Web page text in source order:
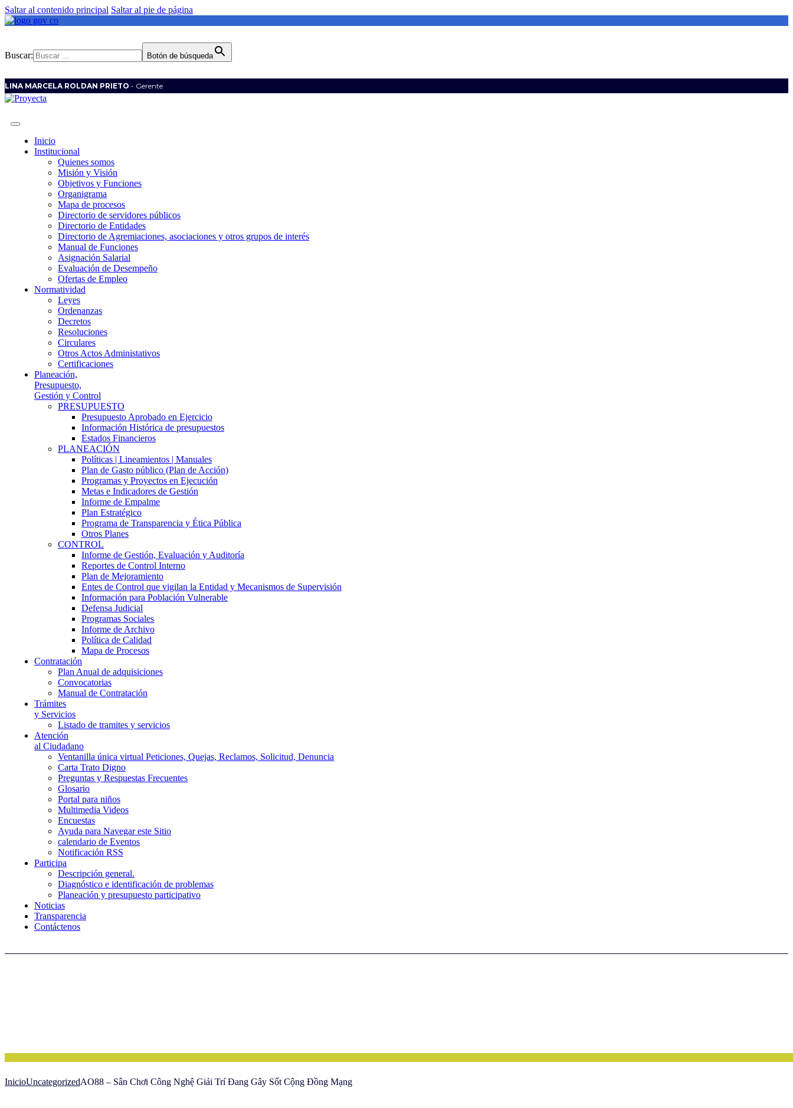
Saltar al contenido principal Saltar al pie de página
Buscar: Botón de búsqueda
LINA MARCELA ROLDAN PRIETO - Gerente
Inicio
Institucional
Quienes somos
Misión y Visión
Objetivos y Funciones
Organigrama
Mapa de procesos
Directorio de servidores públicos
Directorio de Entidades
Directorio de Agremiaciones, asociaciones y otros grupos de interés
Manual de Funciones
Asignación Salarial
Evaluación de Desempeño
Ofertas de Empleo
Normatividad
Leyes
Ordenanzas
Decretos
Resoluciones
Circulares
Otros Actos Administativos
Certificaciones
Planeación,
Presupuesto,
Gestión y Control
PRESUPUESTO
Presupuesto Aprobado en Ejercicio
Información Histórica de presupuestos
Estados Financieros
PLANEACIÓN
Políticas | Lineamientos | Manuales
Plan de Gasto público (Plan de Acción)
Programas y Proyectos en Ejecución
Metas e Indicadores de Gestión
Informe de Empalme
Plan Estratégico
Programa de Transparencia y Ética Pública
Otros Planes
CONTROL
Informe de Gestión, Evaluación y Auditoría
Reportes de Control Interno
Plan de Mejoramiento
Entes de Control que vigilan la Entidad y Mecanismos de Supervisión
Información para Población Vulnerable
Defensa Judicial
Programas Sociales
Informe de Archivo
Política de Calidad
Mapa de Procesos
Contratación
Plan Anual de adquisiciones
Convocatorias
Manual de Contratación
Trámites
y Servicios
Listado de tramites y servicios
Atención
al Ciudadano
Ventanilla única virtual Peticiones, Quejas, Reclamos, Solicitud, Denuncia
Carta Trato Digno
Preguntas y Respuestas Frecuentes
Glosario
Portal para niños
Multimedia Videos
Encuestas
Ayuda para Navegar este Sitio
calendario de Eventos
Notificación RSS
Participa
Descripción general.
Diagnóstico e identificación de problemas
Planeación y presupuesto participativo
Noticias
Transparencia
Contáctenos
InicioUncategorizedAO88 – Sân Chơi Công Nghệ Giải Trí Đang Gây Sốt Cộng Đồng Mạng